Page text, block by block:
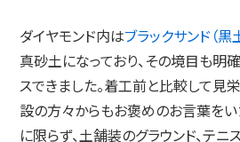
ダイヤモンド内はブラックサンド（黒
真砂土になっており、その境目も明
スできました。着工前と比較して見
設の方々からもお褒めのお言葉をい
に限らず、土舗装のグラウンド、テニ